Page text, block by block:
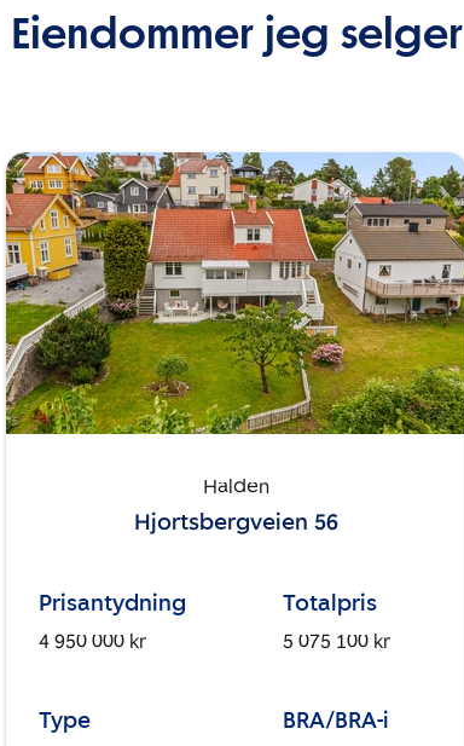
Eiendommer jeg selger
Halden
Hjortsbergveien 56
Prisantydning
4 950 000 kr
Totalpris
5 075 100 kr
Type BRA/BRA-i